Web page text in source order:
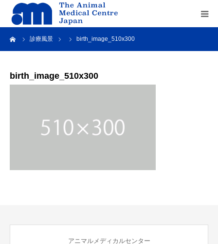
診療風景 birth_image_510x300
birth_image_510x300
アニマルメディカルセンター
Home
recruit